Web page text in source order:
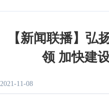
【新闻联播】弘
领 加快建
2021-11-08